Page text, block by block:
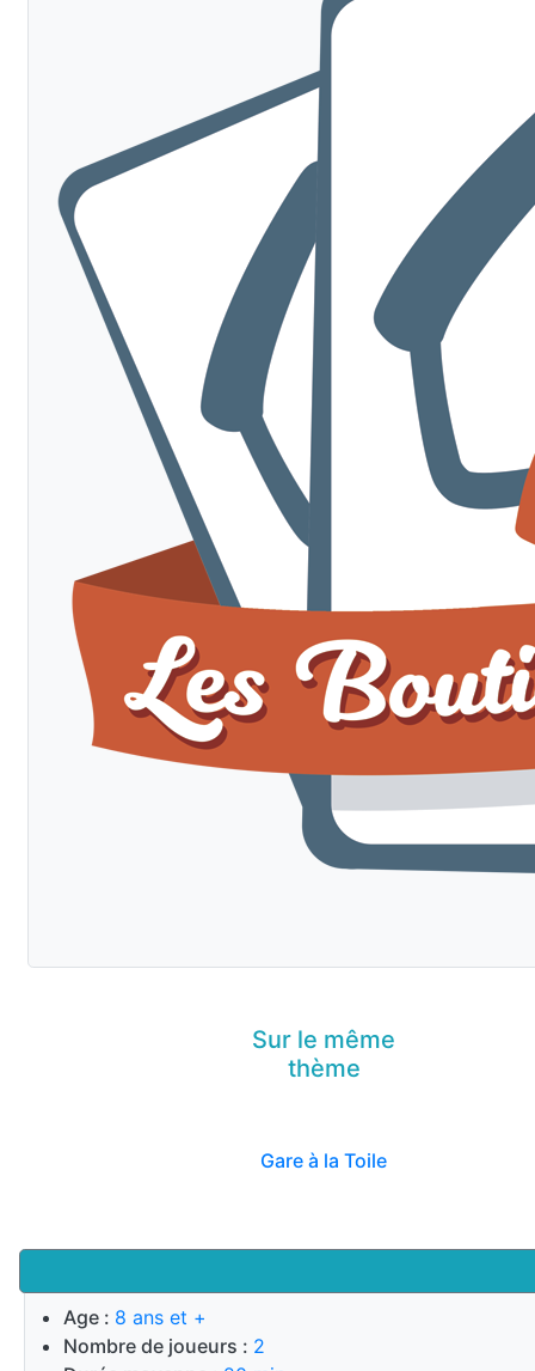
Age : 8 ans et +
Nombre de joueurs : 2
Sur le même
thème
Gare à la Toile